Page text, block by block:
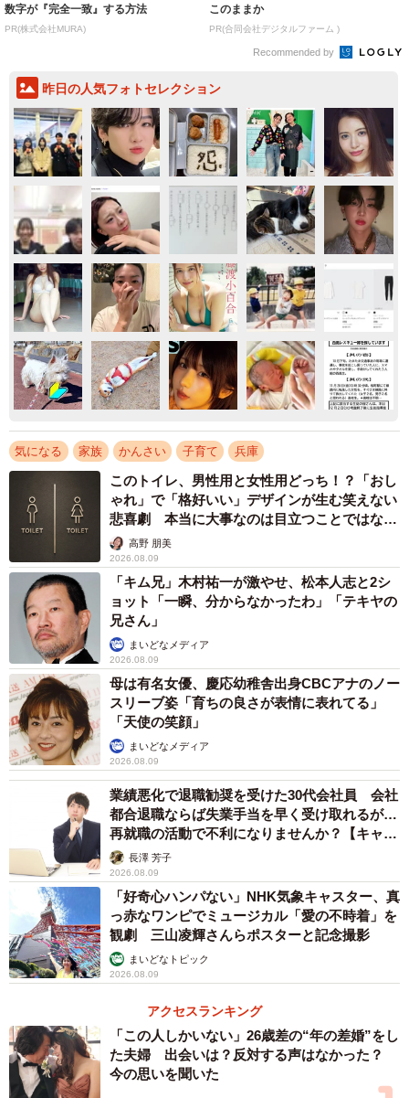
数字が『完全一致』する方法
PR(株式会社MURA)
このままか
PR(合同会社デジタルファーム )
Recommended by
昨日の人気フォトセレクション
気になる 家族 かんさい 子育て 兵庫
このトイレ、男性用と女性用どっち！？「おし
ゃれ」で「格好いい」デザインが生む笑えない
悲喜劇 本当に大事なのは目立つことではな
く…高野 朋美
2026.08.09
「キム兄」木村祐一が激やせ、松本人志と2シ
ョット「一瞬、分からなかったわ」「テキヤの
兄さん」
まいどなメディア
2026.08.09
母は有名女優、慶応幼稚舎出身CBCアナのノー
スリーブ姿「育ちの良さが表情に表れてる」
「天使の笑顔」
まいどなメディア
2026.08.09
業績悪化で退職勧奨を受けた30代会社員 会社
都合退職ならば失業手当を早く受け取れるが…
再就職の活動で不利になりませんか？【キャリ
アカウンセラーが解説】
長澤 芳子
2026.08.09
「好奇心ハンパない」NHK気象キャスター、真
っ赤なワンピでミュージカル「愛の不時着」を
観劇 三山凌輝さんらポスターと記念撮影
まいどなトピック
2026.08.09
アクセスランキング
「この人しかいない」26歳差の“年の差婚”をし
た夫婦 出会いは？反対する声はなかった？
今の思いを聞いた